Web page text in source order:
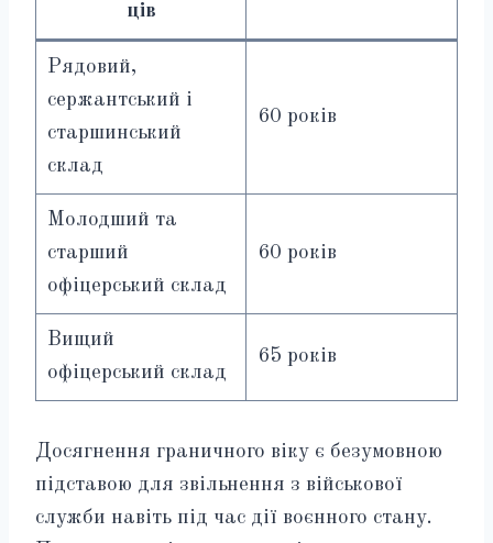
ців
Рядовий,
сержантський і
старшинський
склад
60 років
Молодший та
старший
офіцерський склад
60 років
Вищий
офіцерський склад
65 років
Досягнення граничного віку є безумовною
підставою для звільнення з військової
служби навіть під час дії воєнного стану.